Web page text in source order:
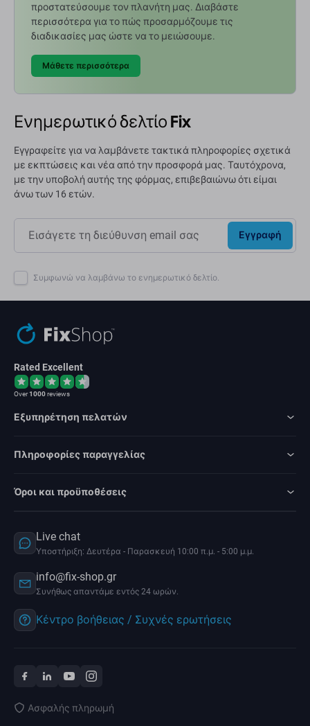
προστατεύσουμε τον πλανήτη μας. Διαβάστε
περισσότερα για το πώς προσαρμόζουμε τις
διαδικασίες μας ώστε να το μειώσουμε.
Μάθετε περισσότερα
Ενημερωτικό δελτίο Fix
Εγγραφείτε για να λαμβάνετε τακτικά πληροφορίες σχετικά
με εκπτώσεις και νέα από την προσφορά μας. Ταυτόχρονα,
με την υποβολή αυτής της φόρμας, επιβεβαιώνω ότι είμαι
άνω των 16 ετών.
Εγγραφή
Συμφωνώ να λαμβάνω το ενημερωτικό δελτίο.
Rated Excellent
Over1000reviews
Εξυπηρέτηση πελατών
Πληροφορίες παραγγελίας
Όροι και προϋποθέσεις
Live chat
Υποστήριξη: Δευτέρα - Παρασκευή 10:00 π.μ. - 5:00 μ.μ.
info@fix-shop.gr
Συνήθως απαντάμε εντός 24 ωρών.
Κέντρο βοήθειας / Συχνές ερωτήσεις
Ασφαλής πληρωμή